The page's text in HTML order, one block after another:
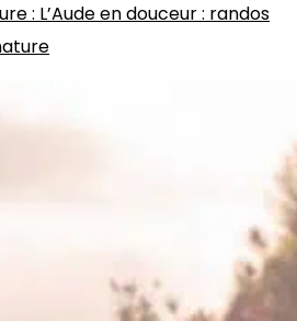
: L’Aude en douceur : randos